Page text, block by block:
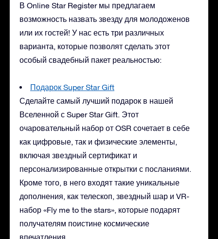
В Online Star Register мы предлагаем
возможность назвать звезду для молодоженов
или их гостей! У нас есть три различных
варианта, которые позволят сделать этот
особый свадебный пакет реальностью:
Подарок Super Star Gift
Сделайте самый лучший подарок в нашей
Вселенной с Super Star Gift. Этот
очаровательный набор от OSR сочетает в себе
как цифровые, так и физические элементы,
включая звездный сертификат и
персонализированные открытки с посланиями.
Кроме того, в него входят такие уникальные
дополнения, как телескоп, звездный шар и VR-
набор «Fly me to the stars», которые подарят
получателям поистине космические
впечатления.